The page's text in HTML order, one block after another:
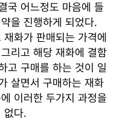
국 어느정도 마음에 들
을 진행하게 되었다.
화가 판매되는 가격에
리고 해당 재화에 결함
고 구매를 하는 것이 일
살면서 구매하는 재화
이러한 두가지 과정을
없다.